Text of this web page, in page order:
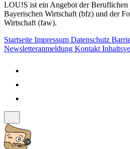
LOU!S ist ein Angebot der Beruflichen
Bayerischen Wirtschaft (bfz) und der
Wirtschaft (faw).
Startseite Impressum Datenschutz
Newsletteranmeldung Kontakt